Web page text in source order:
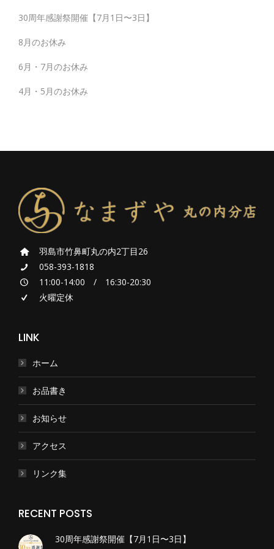
30周年感謝祭開催【7月1日〜3日】
8月のお休み
6月・7月のお休み
4月・5月のお休み
羽島市竹鼻町丸の内2丁目26
058-393-1818
11:00-14:00 / 16:30-20:30
火曜定休
LINK
ホーム
お品書き
お知らせ
アクセス
リンク集
RECENT POSTS
30周年感謝祭開催【7月1日〜3日】